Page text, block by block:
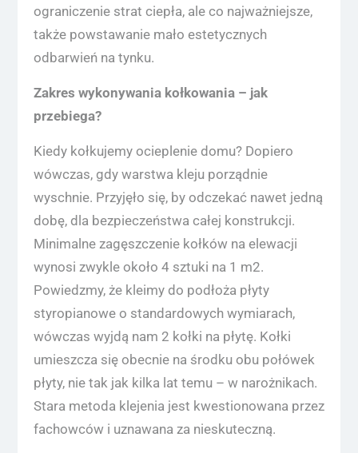
ograniczenie strat ciepła, ale co najważniejsze,
także powstawanie mało estetycznych
odbarwień na tynku.
Zakres wykonywania kołkowania – jak
przebiega?
Kiedy kołkujemy ocieplenie domu? Dopiero
wówczas, gdy warstwa kleju porządnie
wyschnie. Przyjęło się, by odczekać nawet jedną
dobę, dla bezpieczeństwa całej konstrukcji.
Minimalne zagęszczenie kołków na elewacji
wynosi zwykle około 4 sztuki na 1 m2.
Powiedzmy, że kleimy do podłoża płyty
styropianowe o standardowych wymiarach,
wówczas wyjdą nam 2 kołki na płytę. Kołki
umieszcza się obecnie na środku obu połówek
płyty, nie tak jak kilka lat temu – w narożnikach.
Stara metoda klejenia jest kwestionowana przez
fachowców i uznawana za nieskuteczną.